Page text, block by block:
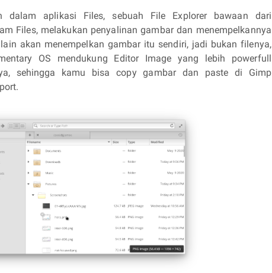
dalam aplikasi Files, sebuah File Explorer bawaan dari
Files, melakukan penyalinan gambar dan menempelkannya
akan menempelkan gambar itu sendiri, jadi bukan filenya,
OS mendukung Editor Image yang lebih powerfull
sehingga kamu bisa copy gambar dan paste di Gimp